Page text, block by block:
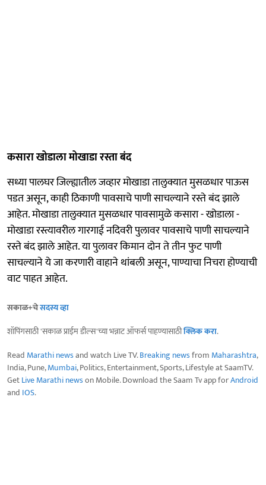
कसारा खोडाला मोखाडा रस्ता बंद
सध्या पालघर जिल्ह्यातील जव्हार मोखाडा तालुक्यात मुसळधार पाऊस
पडत असून, काही ठिकाणी पावसाचे पाणी साचल्याने रस्ते बंद झाले
आहेत. मोखाडा तालुक्यात मुसळधार पावसामुळे कसारा - खोडाला -
मोखाडा रस्त्यावरील गारगाई नदिवरी पुलावर पावसाचे पाणी साचल्याने
रस्ते बंद झाले आहेत. या पुलावर किमान दोन ते तीन फुट पाणी
साचल्याने ये जा करणारी वाहाने थांबली असून, पाण्याचा निचरा होण्याची
वाट पाहत आहेत.
सकाळ+चेसदस्य व्हा
शॉपिंगसाठी 'सकाळ प्राईम डील्स'च्या भन्नाट ऑफर्स पाहण्यासाठीक्लिक करा.
Read Marathi newsand watch Live TV.Breaking newsfrom Maharashtra,
India, Pune,Mumbai, Politics, Entertainment, Sports, Lifestyle at SaamTV.
GetLive Marathi newson Mobile. Download the Saam Tv app forAndroid
and IOS.